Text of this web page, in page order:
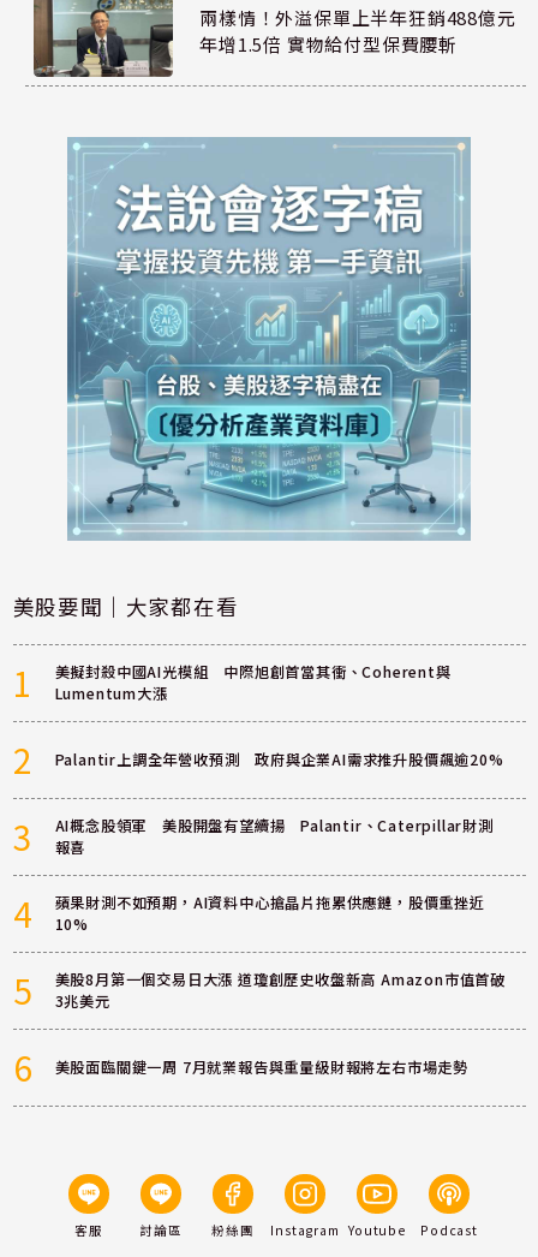
兩樣情！外溢保單上半年狂銷488億元
年增1.5倍 實物給付型保費腰斬
美股要聞｜大家都在看
1
美擬封殺中國AI光模組 中際旭創首當其衝、Coherent與
Lumentum大漲
2 Palantir上調全年營收預測 政府與企業AI需求推升股價飆逾20%
3
AI概念股領軍 美股開盤有望續揚 Palantir、Caterpillar財測
報喜
4
蘋果財測不如預期，AI資料中心搶晶片拖累供應鏈，股價重挫近
10%
5
美股8月第一個交易日大漲 道瓊創歷史收盤新高 Amazon市值首破
3兆美元
6 美股面臨關鍵一周 7月就業報告與重量級財報將左右市場走勢
客服 討論區 粉絲團 Instagram Youtube Podcast